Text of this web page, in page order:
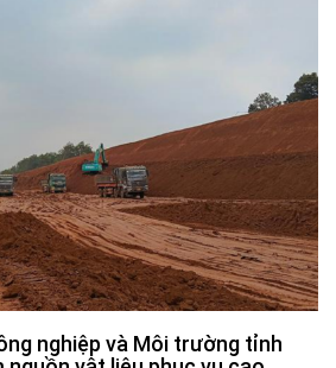
nghiệp và Môi trường tỉnh